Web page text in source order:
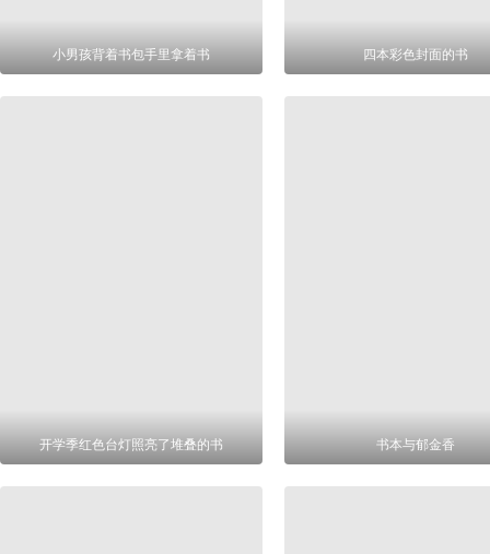
小男孩背着书包手里拿着书 四本彩色封面的书
开学季红色台灯照亮了堆叠的书 书本与郁金香